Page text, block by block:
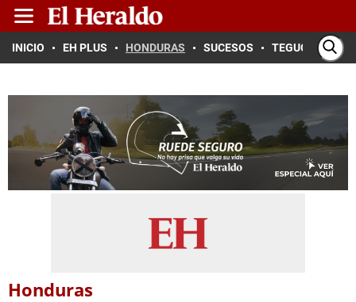
INICIO EH PLUS HONDURAS SUCESOS TEGUCIGALPA
Honduras